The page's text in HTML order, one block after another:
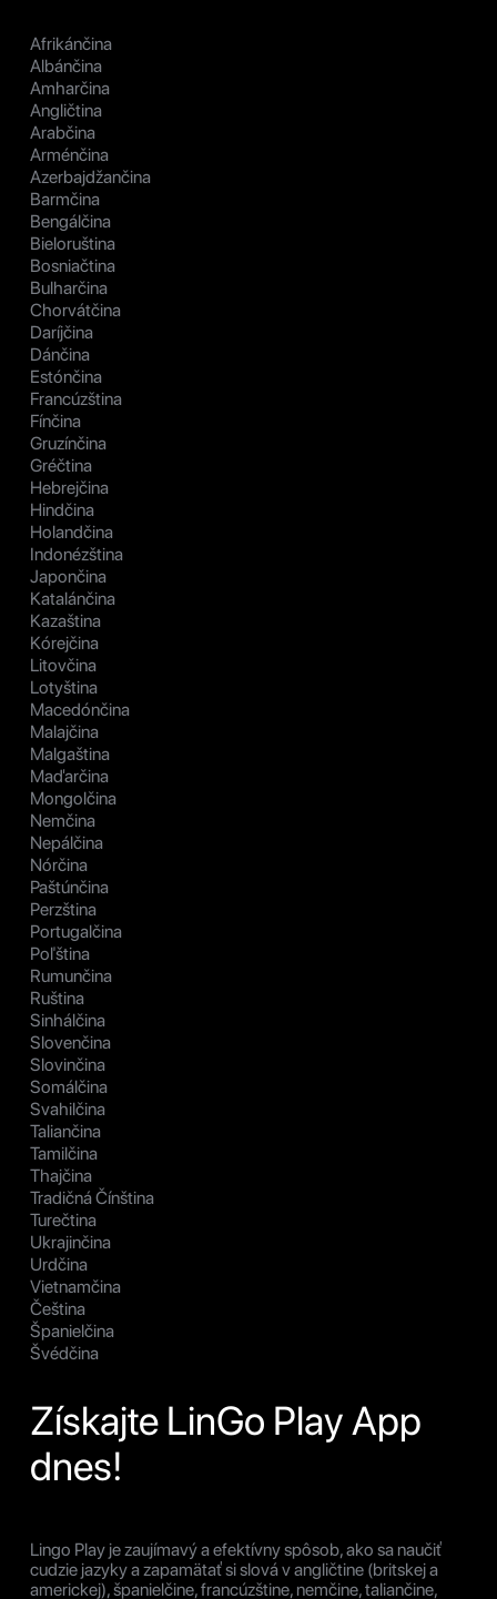
Afrikánčina
Albánčina
Amharčina
Angličtina
Arabčina
Arménčina
Azerbajdžančina
Barmčina
Bengálčina
Bieloruština
Bosniačtina
Bulharčina
Chorvátčina
Daríjčina
Dánčina
Estónčina
Francúzština
Fínčina
Gruzínčina
Gréčtina
Hebrejčina
Hindčina
Holandčina
Indonézština
Japončina
Katalánčina
Kazaština
Kórejčina
Litovčina
Lotyština
Macedónčina
Malajčina
Malgaština
Maďarčina
Mongolčina
Nemčina
Nepálčina
Nórčina
Paštúnčina
Perzština
Portugalčina
Poľština
Rumunčina
Ruština
Sinhálčina
Slovenčina
Slovinčina
Somálčina
Svahilčina
Taliančina
Tamilčina
Thajčina
Tradičná Čínština
Turečtina
Ukrajinčina
Urdčina
Vietnamčina
Čeština
Španielčina
Švédčina
Získajte LinGo Play App
dnes!
Lingo Play je zaujímavý a efektívny spôsob, ako sa naučiť
cudzie jazyky a zapamätať si slová v angličtine (britskej a
americkej), španielčine, francúzštine, nemčine, taliančine,